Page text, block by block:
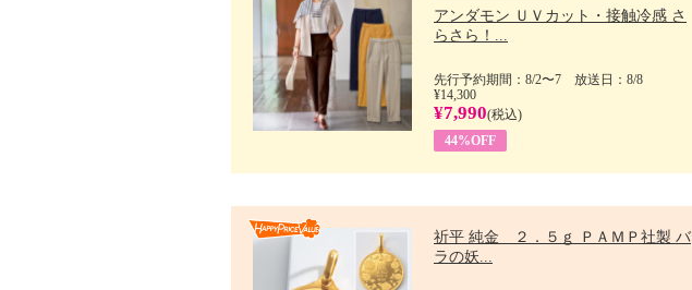
アンダモン ＵＶカット・接触冷感 さ
らさら！...
先行予約期間：8/2〜7 放送日：8/8
¥14,300
¥7,990(税込)
44%OFF
祈平 純金 ２．５ｇ ＰＡＭＰ社製 バ
ラの妖...